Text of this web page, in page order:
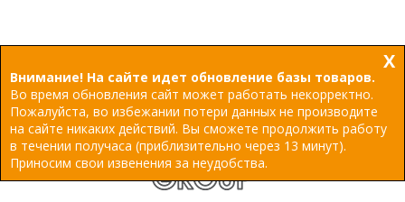
Внимание! На сайте идет обновление базы товаров.
Во время обновления сайт может работать некорректно.
Пожалуйста, во избежании потери данных не производите
на сайте никаких действий. Вы сможете продолжить работу
в течении получаса (приблизительно через 13 минут).
Приносим свои извенения за неудобства.
X